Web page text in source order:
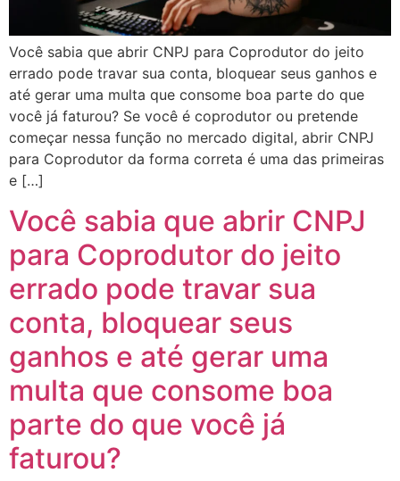
Você sabia que abrir CNPJ para Coprodutor do jeito
errado pode travar sua conta, bloquear seus ganhos e
até gerar uma multa que consome boa parte do que
você já faturou? Se você é coprodutor ou pretende
começar nessa função no mercado digital, abrir CNPJ
para Coprodutor da forma correta é uma das primeiras
e […]
Você sabia que abrir CNPJ
para Coprodutor do jeito
errado pode travar sua
conta, bloquear seus
ganhos e até gerar uma
multa que consome boa
parte do que você já
faturou?